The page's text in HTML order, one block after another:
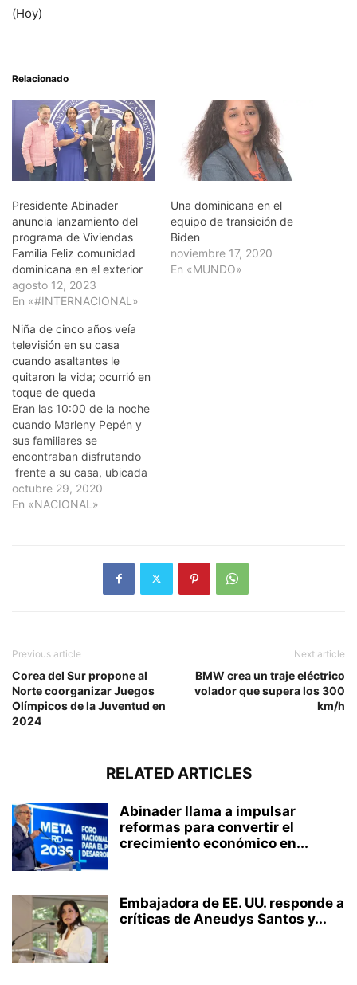
(Hoy)
Relacionado
Presidente Abinader
anuncia lanzamiento del
programa de Viviendas
Familia Feliz comunidad
dominicana en el exterior
agosto 12, 2023
En «#INTERNACIONAL»
Una dominicana en el
equipo de transición de
Biden
noviembre 17, 2020
En «MUNDO»
Niña de cinco años veía
televisión en su casa
cuando asaltantes le
quitaron la vida; ocurrió en
toque de queda
Eran las 10:00 de la noche
cuando Marleny Pepén y
sus familiares se
encontraban disfrutando
frente a su casa, ubicada
en el sector de Juana
Saltitopa en Los Alcarrizos.
“seguros” de compartir
con sus teléfonos celulares
octubre 29, 2020
En «NACIONAL»
Previous article
Corea del Sur propone al
Norte coorganizar Juegos
Olímpicos de la Juventud en
2024
Next article
BMW crea un traje eléctrico
volador que supera los 300
km/h
RELATED ARTICLES
Abinader llama a impulsar
reformas para convertir el
crecimiento económico en...
Embajadora de EE. UU. responde a
críticas de Aneudys Santos y...